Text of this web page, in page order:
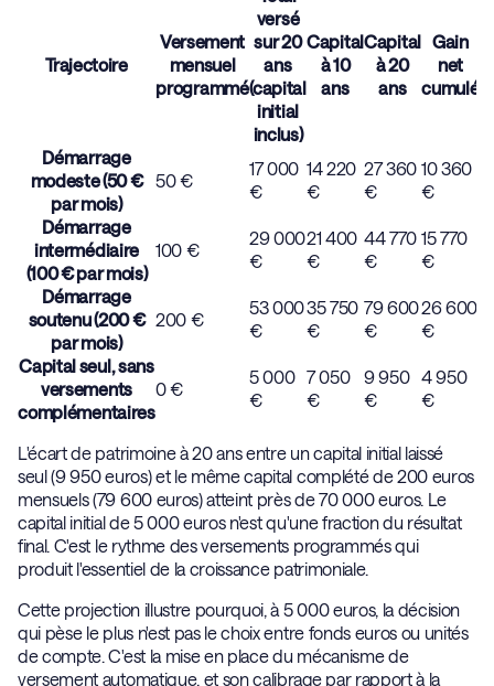
Trajectoire
Versement
mensuel
programmé
versé
sur 20
ans
(capital
initial
inclus)
Capital
à 10
ans
Capital
à 20
ans
Gain
net
cumulé
Démarrage
modeste (50 €
par mois)
50 €
17 000
€
14 220
€
27 360
€
10 360
€
Démarrage
intermédiaire
(100 € par mois)
100 €
29 000
€
21 400
€
44 770
€
15 770
€
Démarrage
soutenu (200 €
par mois)
200 €
53 000
€
35 750
€
79 600
€
26 600
€
Capital seul, sans
versements
complémentaires
0 €
5 000
€
7 050
€
9 950
€
4 950
€
L'écart de patrimoine à 20 ans entre un capital initial laissé
seul (9 950 euros) et le même capital complété de 200 euros
mensuels (79 600 euros) atteint près de 70 000 euros. Le
capital initial de 5 000 euros n'est qu'une fraction du résultat
final. C'est le rythme des versements programmés qui
produit l'essentiel de la croissance patrimoniale.
Cette projection illustre pourquoi, à 5 000 euros, la décision
qui pèse le plus n'est pas le choix entre fonds euros ou unités
de compte. C'est la mise en place du mécanisme de
versement automatique, et son calibrage par rapport à la